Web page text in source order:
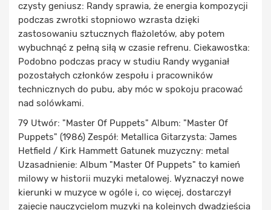
czysty geniusz: Randy sprawia, że energia kompozycji
podczas zwrotki stopniowo wzrasta dzięki
zastosowaniu sztucznych flażoletów, aby potem
wybuchnąć z pełną siłą w czasie refrenu. Ciekawostka:
Podobno podczas pracy w studiu Randy wyganiał
pozostałych członków zespołu i pracowników
technicznych do pubu, aby móc w spokoju pracować
nad solówkami.
79 Utwór: "Master Of Puppets" Album: "Master Of
Puppets" (1986) Zespół: Metallica Gitarzysta: James
Hetfield / Kirk Hammett Gatunek muzyczny: metal
Uzasadnienie: Album "Master Of Puppets" to kamień
milowy w historii muzyki metalowej. Wyznaczył nowe
kierunki w muzyce w ogóle i, co więcej, dostarczył
zajęcie nauczycielom muzyki na kolejnych dwadzieścia